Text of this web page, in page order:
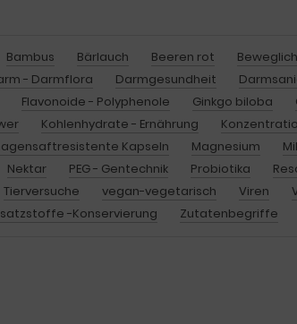
Bambus Bärlauch Beeren rot
- Darmflora Darmgesundheit
Flavonoide - Polyphenole Ginkgo biloba
Kohlenhydrate - Ernährung
Kapseln Magnesium
Nektar PEG - Gentechnik Probiotika
Tierversuche vegan-vegetarisch Viren
-Konservierung Zutatenbegriffe